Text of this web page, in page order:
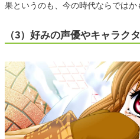
果というのも、今の時代ならではか
（3）好みの声優やキャラク